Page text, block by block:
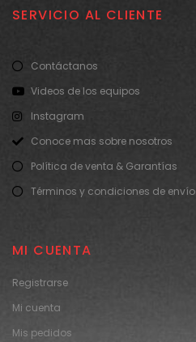
SERVICIO AL CLIENTE
Contáctanos
Videos de los equipos
Instagram
Conoce mas sobre nosotros
Política de venta & Garantías
Términos y condiciones de envío
MI CUENTA
Registrarse
Mi cuenta
Mis pedidos